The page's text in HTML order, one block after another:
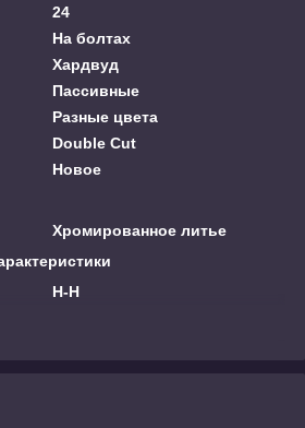
24
На болтах
Хардвуд
Пассивные
Разные цвета
Double Cut
Новое
Хромированное литье
H-H